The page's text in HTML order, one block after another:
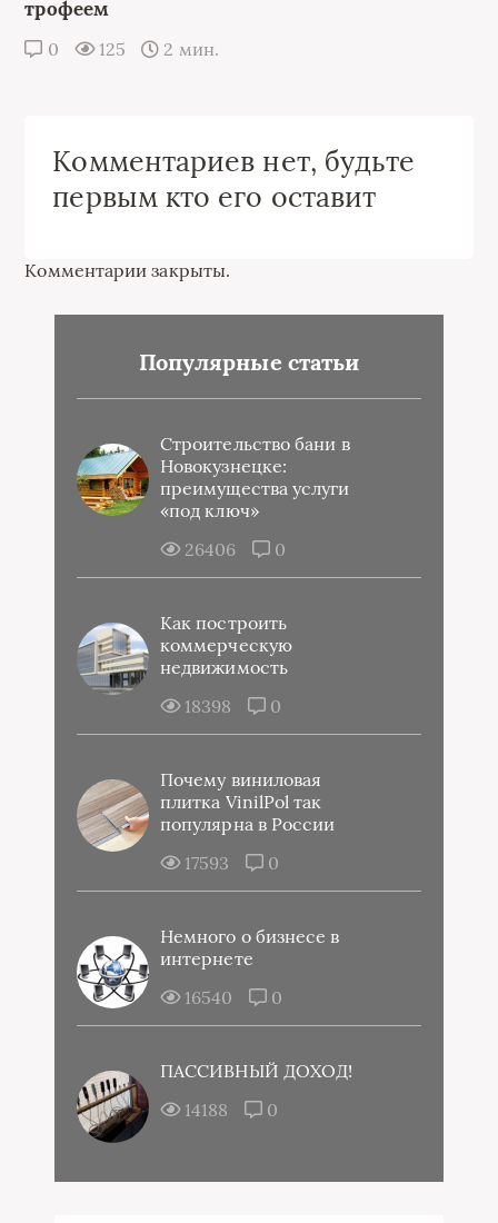
трофеем
0 125 2 мин.
Комментариев нет, будьте
первым кто его оставит
Комментарии закрыты.
Популярные статьи
Строительство бани в
Новокузнецке:
преимущества услуги
«под ключ»
26406
0
Как построить
коммерческую
недвижимость
18398
0
Почему виниловая
плитка VinilPol так
популярна в России
17593
0
Немного о бизнесе в
интернете
16540
0
ПАССИВНЫЙ ДОХОД!
14188
0